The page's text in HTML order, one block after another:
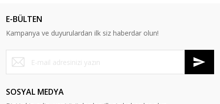
E-BÜLTEN
Kampanya ve duyurulardan ilk siz haberdar olun!
SOSYAL MEDYA